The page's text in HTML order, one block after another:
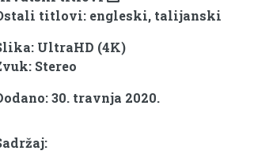
titlovi: engleski, talijanski
UltraHD (4K)
Stereo
30. travnja 2020.